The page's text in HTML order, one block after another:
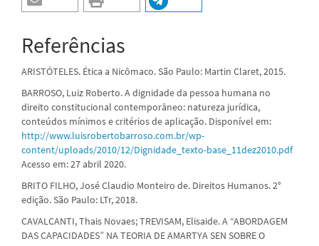
Referências
ARISTÓTELES. Ética a Nicômaco. São Paulo: Martin Claret, 2015.
BARROSO, Luiz Roberto. A dignidade da pessoa humana no
direito constitucional contemporâneo: natureza jurídica,
conteúdos mínimos e critérios de aplicação. Disponível em:
http://www.luisrobertobarroso.com.br/wp-
content/uploads/2010/12/Dignidade_texto-base_11dez2010.pdf
Acesso em: 27 abril 2020.
BRITO FILHO, José Claudio Monteiro de. Direitos Humanos. 2°
edição. São Paulo: LTr, 2018.
CAVALCANTI, Thais Novaes; TREVISAM, Elisaide. A “ABORDAGEM
DAS CAPACIDADES” NA TEORIA DE AMARTYA SEN SOBRE O